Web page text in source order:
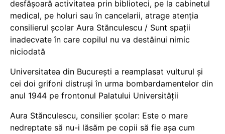
desfășoară activitatea prin biblioteci, pe la cabinetul
medical, pe holuri sau în cancelarii, atrage atenția
consilierul școlar Aura Stănculescu / Sunt spații
inadecvate în care copilul nu va destăinui nimic
niciodată
Universitatea din București a reamplasat vulturul și
cei doi grifoni distruși în urma bombardamentelor din
anul 1944 pe frontonul Palatului Universității
Aura Stănculescu, consilier școlar: Este o mare
nedreptate să nu-i lăsăm pe copii să fie așa cum